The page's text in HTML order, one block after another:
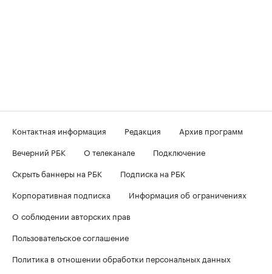
Контактная информация Редакция
Архив программ
Вечерний РБК
О телеканале
Подключение
Скрыть баннеры на РБК
Подписка на РБК
Корпоративная подписка
Информация об ограничениях
О соблюдении авторских прав
Пользовательское соглашение
Политика в отношении обработки персональных данных